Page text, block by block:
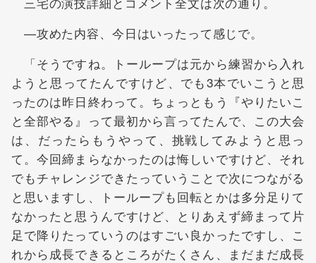
—攻めた内容、今日はいったって感じで。
「そうですね。トーループは元から練習から入れ
ようと思ってたんですけど、でも3本でいこうと思
ったのは昨日終わって。ちょっともう『やりたいこ
と全部やる』って最初から言ってたんで、この大会
は、だったらもうやって、挑戦してみようと思っ
て。今回締まらなかったのは悔しいですけど、それ
でもチャレンジできたっていうことで次につながる
と思いますし、トーループも回転とかは多分足りて
なかったと思うんですけど、とりあえず締まって片
足で降りたっていうのはすごい良かったですし、こ
れから成長できるところがたくさん、まだまだ成長